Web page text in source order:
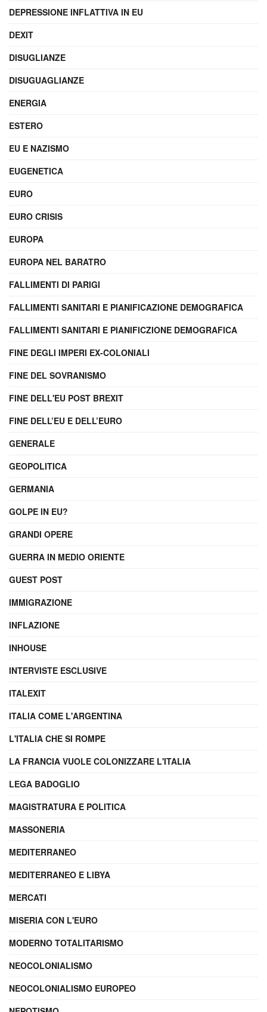
DEPRESSIONE INFLATTIVA IN EU
DEXIT
DISUGLIANZE
DISUGUAGLIANZE
ENERGIA
ESTERO
EU E NAZISMO
EUGENETICA
EURO
EURO CRISIS
EUROPA
EUROPA NEL BARATRO
FALLIMENTI DI PARIGI
FALLIMENTI SANITARI E PIANIFICAZIONE DEMOGRAFICA
FALLIMENTI SANITARI E PIANIFICZIONE DEMOGRAFICA
FINE DEGLI IMPERI EX-COLONIALI
FINE DEL SOVRANISMO
FINE DELL'EU POST BREXIT
FINE DELL’EU E DELL’EURO
GENERALE
GEOPOLITICA
GERMANIA
GOLPE IN EU?
GRANDI OPERE
GUERRA IN MEDIO ORIENTE
GUEST POST
IMMIGRAZIONE
INFLAZIONE
INHOUSE
INTERVISTE ESCLUSIVE
ITALEXIT
ITALIA COME L'ARGENTINA
L'ITALIA CHE SI ROMPE
LA FRANCIA VUOLE COLONIZZARE L'ITALIA
LEGA BADOGLIO
MAGISTRATURA E POLITICA
MASSONERIA
MEDITERRANEO
MEDITERRANEO E LIBYA
MERCATI
MISERIA CON L'EURO
MODERNO TOTALITARISMO
NEOCOLONIALISMO
NEOCOLONIALISMO EUROPEO